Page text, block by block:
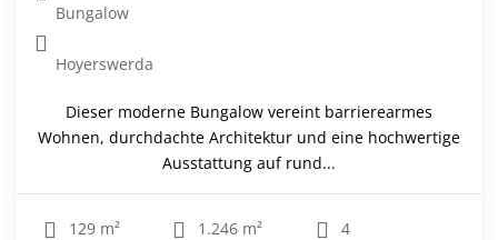
Bungalow
Hoyerswerda
Dieser moderne Bungalow vereint barrierearmes
Wohnen, durchdachte Architektur und eine hochwertige
Ausstattung auf rund...
129 m² 1.246 m² 4